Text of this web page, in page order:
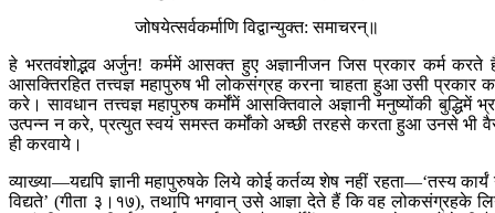
जोषयेत्सर्वकर्माणि विद्वान्युक्त: समाचरन्॥
हे भरतवंशोद्भव अर्जुन! कर्ममें आसक्त हुए अज्ञानीजन जिस प्रकार कर्म करते
आसक्तिरहित तत्त्वज्ञ महापुरुष भी लोकसंग्रह करना चाहता हुआ उसी प्रकार
करे। सावधान तत्त्वज्ञ महापुरुष कर्मोंमें आसक्तिवाले अज्ञानी मनुष्योंकी बुद्धिमें
उत्पन्न न करे, प्रत्युत स्वयं समस्त कर्मोंको अच्छी तरहसे करता हुआ उनसे भी
ही करवाये।
व्याख्या—यद्यपि ज्ञानी महापुरुषके लिये कोई कर्तव्य शेष नहीं रहता—‘तस्य कार्यं
विद्यते’ (गीता ३।१७), तथापि भगवान् उसे आज्ञा देते हैं कि वह लोकसंग्रहके